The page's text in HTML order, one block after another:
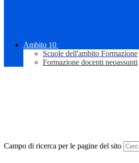
Ambito 10
Scuole dell'ambito Formazione
Formazione docenti neoassunti
Campo di ricerca per le pagine del sito